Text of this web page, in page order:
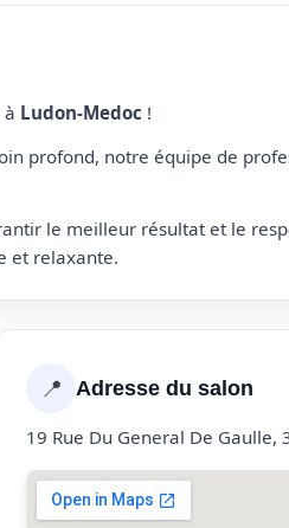
Ludon-Medoc !
profond, notre équipe de
le meilleur résultat et le
et relaxante.
📍 Adresse du salon
19 Rue Du General De Gaulle,